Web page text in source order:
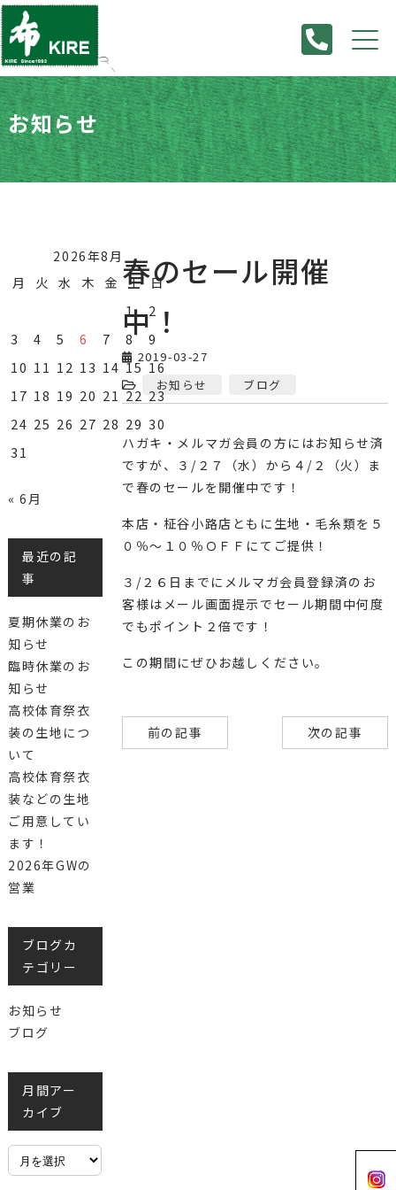
お知らせ
春のセール開催
中！
2019-03-27
お知らせ
ブログ
ハガキ・メルマガ会員の方にはお知らせ済
ですが、３/２７（水）から４/２（火）ま
で春のセールを開催中です！
本店・柾谷小路店ともに生地・毛糸類を５
０％～１０％ＯＦＦにてご提供！
３/２６日までにメルマガ会員登録済のお
客様はメール画面提示でセール期間中何度
でもポイント２倍です！
この期間にぜひお越しください。
前の記事 次の記事
2026年8月
月 火 水 木 金 土 日
1
2
3
4 5 6 7 8
9
10 11 12 13 14 15 16
17 18 19 20 21 22 23
24 25 26 27 28 29 30
31
« 6月
最近の記
事
夏期休業のお
知らせ
臨時休業のお
知らせ
高校体育祭衣
装の生地につ
いて
高校体育祭衣
装などの生地
ご用意してい
ます！
2026年GWの
営業
ブログカ
テゴリー
お知らせ
ブログ
月間アー
カイブ
間